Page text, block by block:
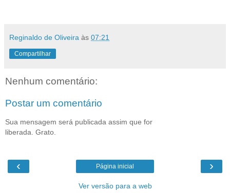
Reginaldo de Oliveira às 07:21
Compartilhar
Nenhum comentário:
Postar um comentário
Sua mensagem será publicada assim que for
liberada. Grato.
‹ ›
Página inicial
Ver versão para a web